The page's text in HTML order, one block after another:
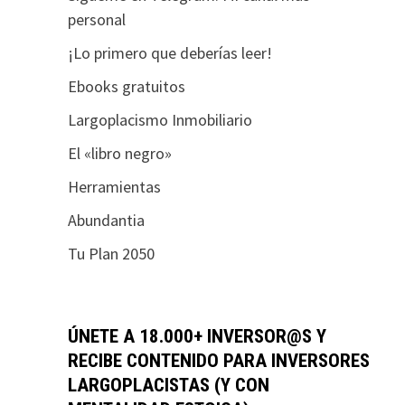
personal
¡Lo primero que deberías leer!
Ebooks gratuitos
Largoplacismo Inmobiliario
El «libro negro»
Herramientas
Abundantia
Tu Plan 2050
ÚNETE A 18.000+ INVERSOR@S Y
RECIBE CONTENIDO PARA INVERSORES
LARGOPLACISTAS (Y CON